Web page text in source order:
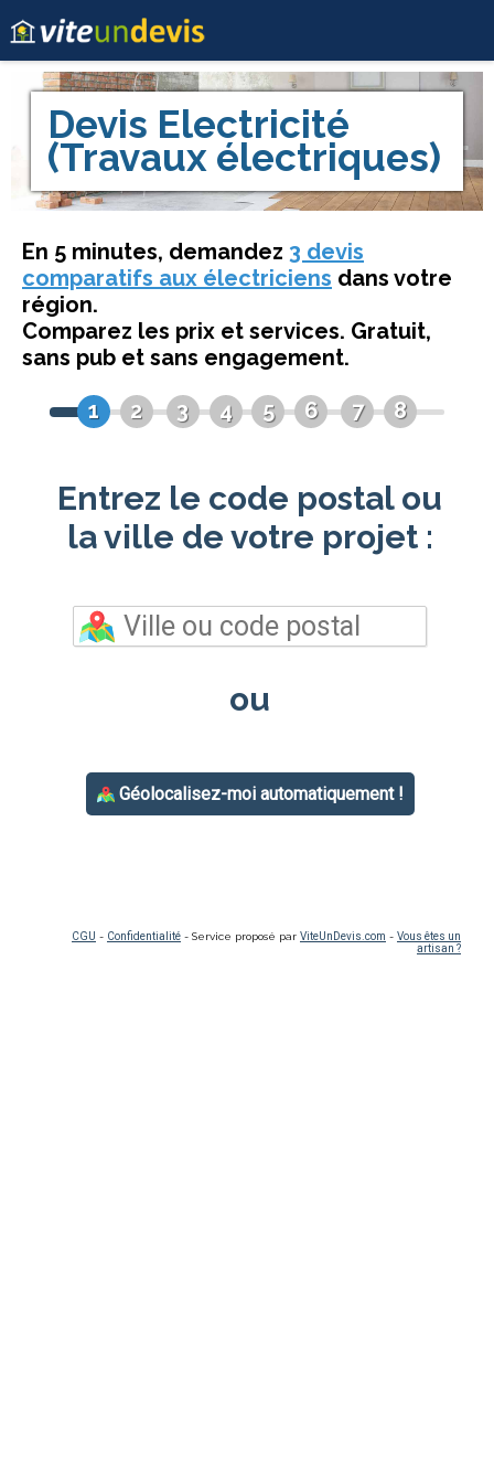
Devis Electricité
(Travaux électriques)
En 5 minutes, demandez 3 devis
comparatifs aux électriciens dans votre
région.
Comparez les prix et services. Gratuit,
sans pub et sans engagement.
1
2 3 4 5 6 7 8
Entrez le code postal ou
la ville de votre projet :
ou
Géolocalisez-moi automatiquement !
CGU - Confidentialité - Service proposé par ViteUnDevis.com - Vous êtes un
artisan ?